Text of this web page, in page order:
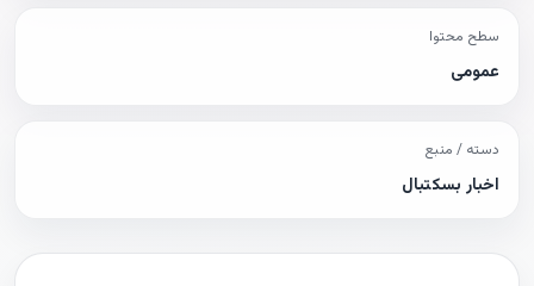
سطح محتوا
عمومی
دسته / منبع
اخبار بسکتبال